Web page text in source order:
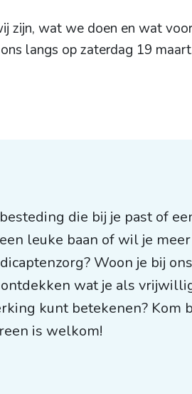
zijn, wat we doen en wat
langs op zaterdag 19
die bij je past of
leuke baan of wil je
Woon je bij
wat je als
kunt betekenen? Kom
is welkom!